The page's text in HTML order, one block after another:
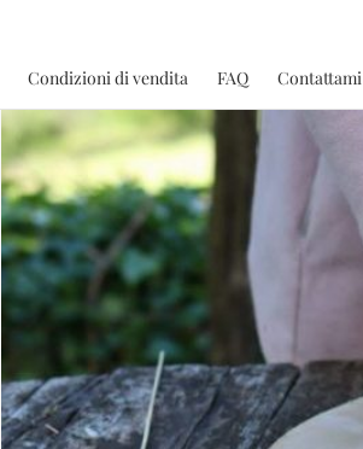
Condizioni di vendita FAQ Contattami